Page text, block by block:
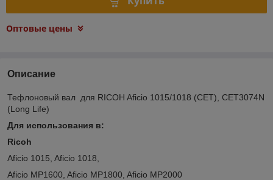
Оптовые цены
Описание
Тефлоновый вал для RICOH Aficio 1015/1018 (CET), CET3074N
(Long Life)
Для использования в:
Ricoh
Aficio 1015, Aficio 1018,
Aficio MP1600, Aficio MP1800, Aficio MP2000